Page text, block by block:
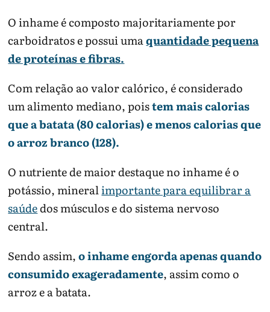
O inhame é composto majoritariamente por
carboidratos e possui umaquantidade pequena
de proteínas e fibras.
Com relação ao valor calórico, é considerado
um alimento mediano, poistem mais calorias
que a batata (80 calorias) e menos calorias que
o arroz branco (128).
O nutriente de maior destaque no inhame é o
potássio, mineralimportante para equilibrar a
saúdedos músculos e do sistema nervoso
central.
Sendo assim,o inhame engorda apenas quando
consumido exageradamente, assim como o
arroz e a batata.